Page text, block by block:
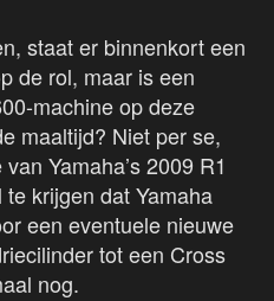
staat er binnenkort een
de rol, maar is een
machine op deze
maaltijd? Niet per se,
Yamaha’s 2009 R1
krijgen dat Yamaha
een eventuele nieuwe
tot een Cross
nog.